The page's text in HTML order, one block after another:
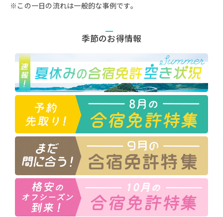
※この一日の流れは一般的な事例です。
季節のお得情報